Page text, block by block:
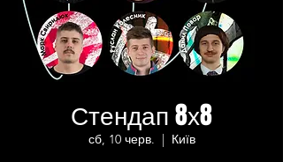
Стендап 8х8
сб, 10 черв.
  |
Київ